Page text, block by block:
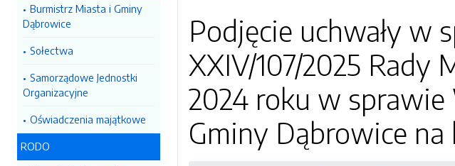
Burmistrz Miasta i Gminy
Dąbrowice
Sołectwa
Samorządowe Jednostki
Organizacyjne
Oświadczenia majątkowe
RODO
Podjęcie uchwały w
XXIV/107/2025 Rady
2024 roku w
Gminy Dąbrowice